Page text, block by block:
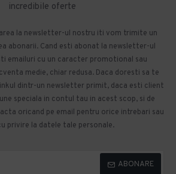
incredibile oferte
la newsletter-ul nostru iti vom trimite un
abonarii. Cand esti abonat la newsletter-ul
emailuri cu un caracter promotional sau
medie, chiar redusa. Daca doresti sa te
dintr-un newsletter primit, daca esti client
speciala in contul tau in acest scop, si de
oricand pe email pentru orice intrebari sau
privire la datele tale personale.
ABONARE